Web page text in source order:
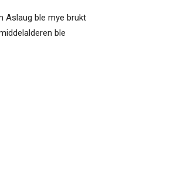
Aslaug ble mye brukt
ble